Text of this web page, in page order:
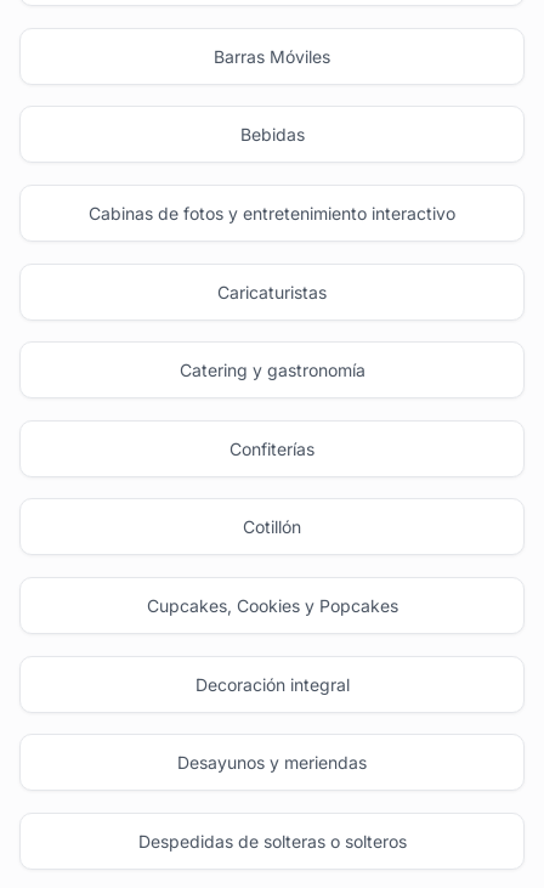
Barras Móviles
Bebidas
Cabinas de fotos y entretenimiento interactivo
Caricaturistas
Catering y gastronomía
Confiterías
Cotillón
Cupcakes, Cookies y Popcakes
Decoración integral
Desayunos y meriendas
Despedidas de solteras o solteros